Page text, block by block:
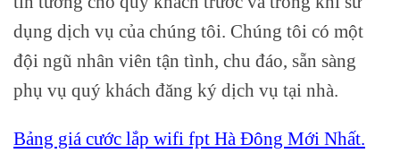
dụng dịch vụ của chúng tôi. Chúng tôi có một
đội ngũ nhân viên tận tình, chu đáo, sẵn sàng
phụ vụ quý khách đăng ký dịch vụ tại nhà.
Bảng giá cước lắp wifi fpt Hà Đông Mới Nhất.